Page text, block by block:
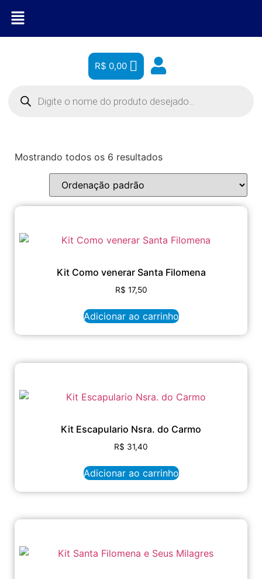
R$ 0,00
Mostrando todos os 6 resultados
Kit Como venerar Santa Filomena
R$ 17,50
Adicionar ao carrinho
Kit Escapulario Nsra. do Carmo
R$ 31,40
Adicionar ao carrinho